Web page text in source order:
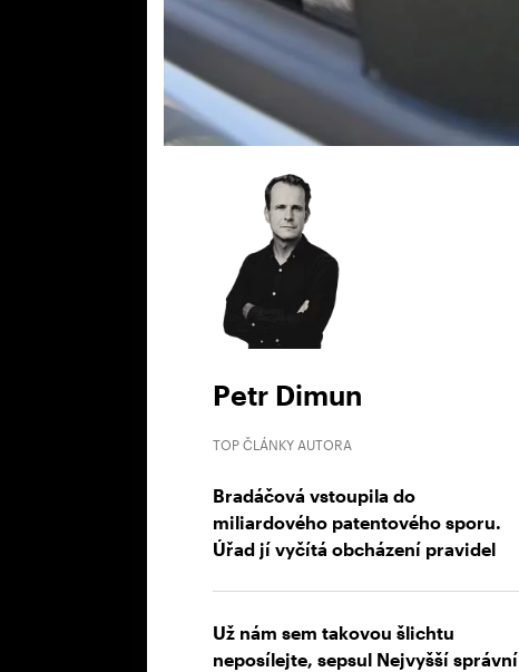
Petr Dimun
TOP ČLÁNKY AUTORA
Bradáčová vstoupila do
miliardového patentového sporu.
Úřad jí vyčítá obcházení pravidel
Už nám sem takovou šlichtu
neposílejte, sepsul Nejvyšší správní